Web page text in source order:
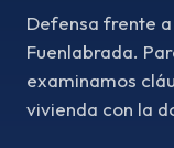
Defensa frente
Fuenlabrada.
examinamos
vivienda con la